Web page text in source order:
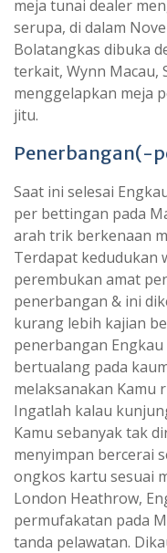
meja tunai dealer
serupa, di dalam
Bolatangkas dibuka
terkait, Wynn Macau,
menggelapkan meja
jitu.
Penerbangan(-
Saat ini selesai
per bettingan pada
arah trik berkenaan
Terdapat kedudukan
perembukan amat
penerbangan & ini
kurang lebih kajian
penerbangan
bertualang pada
melaksanakan Kamu
Ingatlah kalau
Kamu sebanyak tak
menyimpan bercerai
ongkos kartu sesuai
London Heathrow,
permufakatan pada
tanda pelawatan.